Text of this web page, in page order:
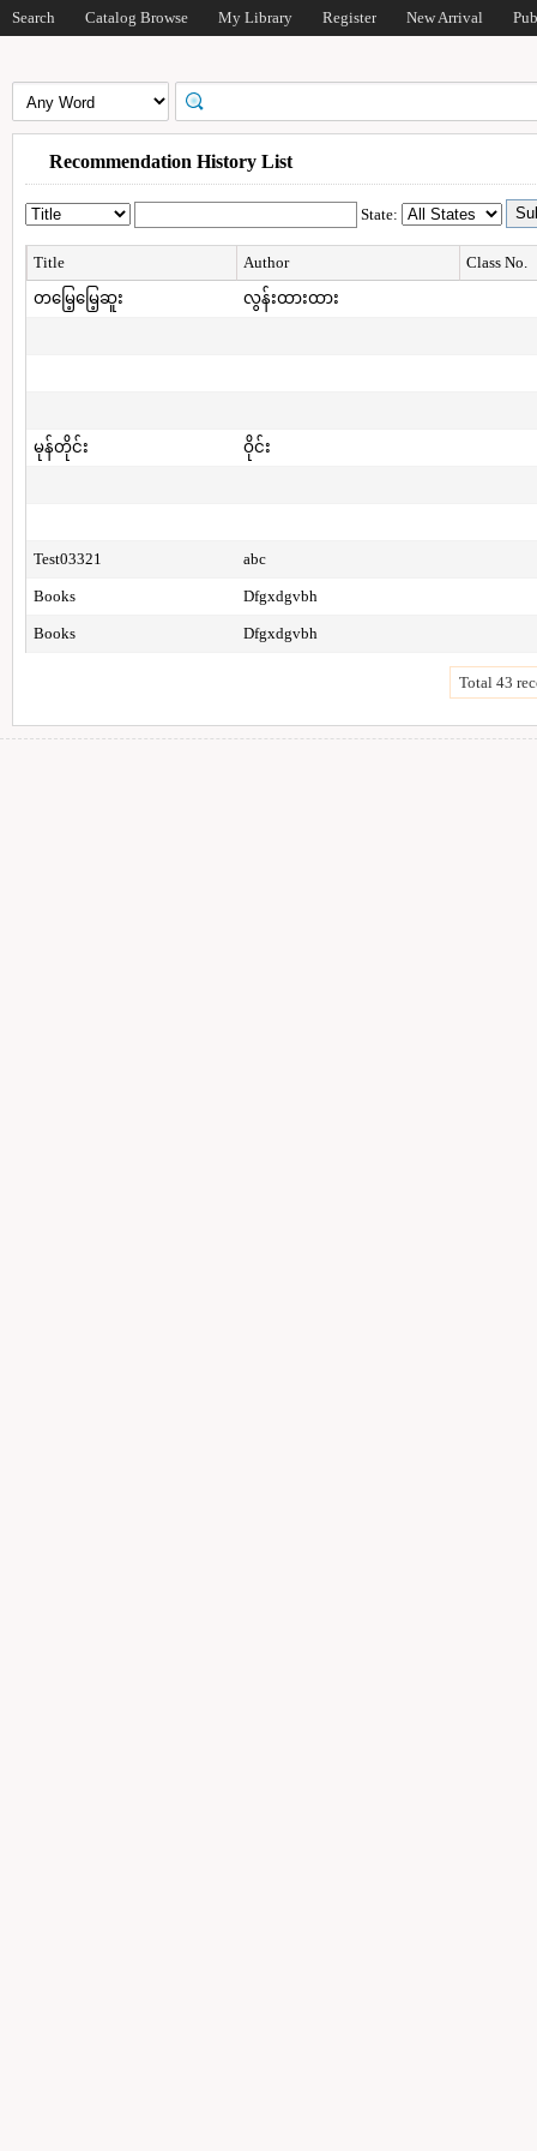
Search Catalog Browse My Library Register New Arrival
Recommendation History List
State:
Title Author
Class No.
တမြေ့မြေ့ဆူး
လွန်းထားထား
မုန်တိုင်း ဝိုင်း
Test03321 abc
Books Dfgxdgvbh
Books Dfgxdgvbh
Total 43